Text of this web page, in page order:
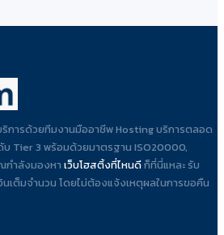
การด้วยทีมงานมืออาชีพ Hosting บริการตลอด
บ Tier 3 พร้อมด้วยมาตรฐาน ISO20000,
กำลังมองหา เว็บโฮสติ้งที่ไหนดีก็ที่นี่แหละ รับ
เต็มจำนวน โดยไม่ต้องแจ้งเหตุผลในการขอคืน